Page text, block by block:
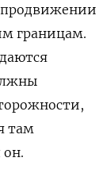
границам.
там